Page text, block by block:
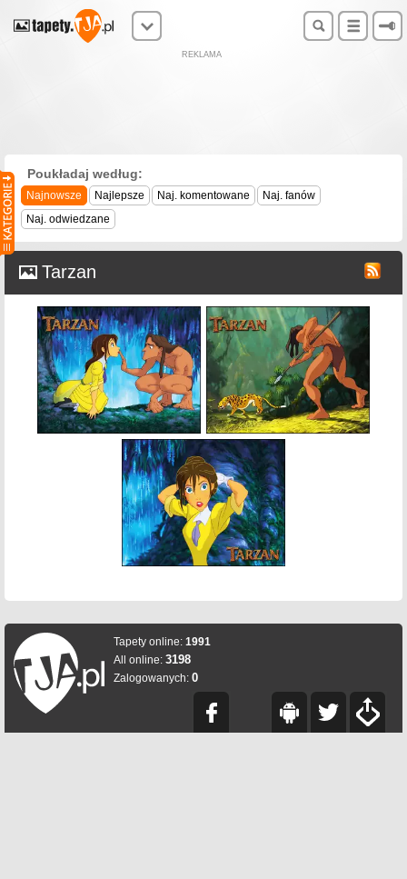
REKLAMA
Poukładaj według:
Najnowsze Najlepsze Naj. komentowane
Naj. fanów
Naj. odwiedzane
Tarzan
Tapety online: 1991
All online: 3198
Zalogowanych: 0